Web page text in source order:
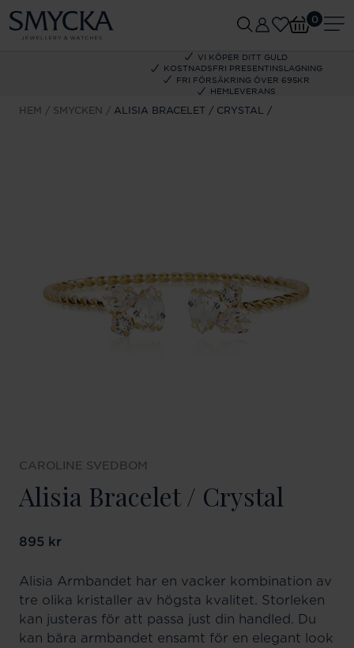
VI KÖPER DITT GULD
KOSTNADSFRI PRESENTINSLAGNING
FRI FÖRSÄKRING ÖVER 695KR
HEMLEVERANS
0
HEM SMYCKEN ALISIA BRACELET / CRYSTAL
CAROLINE SVEDBOM
Alisia Bracelet / Crystal
Pris :895 kr
895 kr
Alisia Armbandet har en vacker kombination av
tre olika kristaller av högsta kvalitet. Storleken
kan justeras för att passa just din handled. Du
kan bära armbandet ensamt för en elegant look